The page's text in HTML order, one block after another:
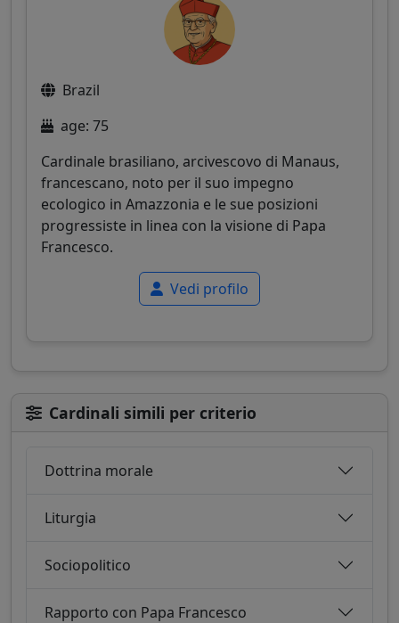
Brazil
age: 75
Cardinale brasiliano, arcivescovo di Manaus,
francescano, noto per il suo impegno
ecologico in Amazzonia e le sue posizioni
progressiste in linea con la visione di Papa
Francesco.
Vedi profilo
Cardinali simili per criterio
Dottrina morale
Liturgia
Sociopolitico
Rapporto con Papa Francesco